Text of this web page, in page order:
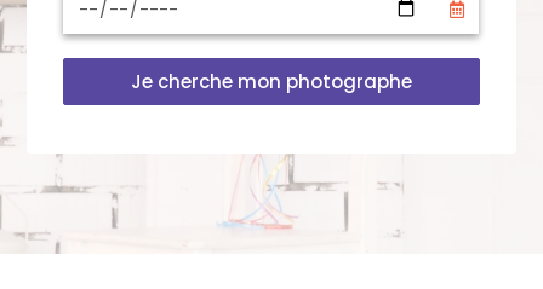
Je cherche mon photographe